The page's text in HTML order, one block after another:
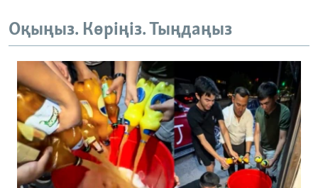
Оқыңыз. Көріңіз. Тыңдаңыз